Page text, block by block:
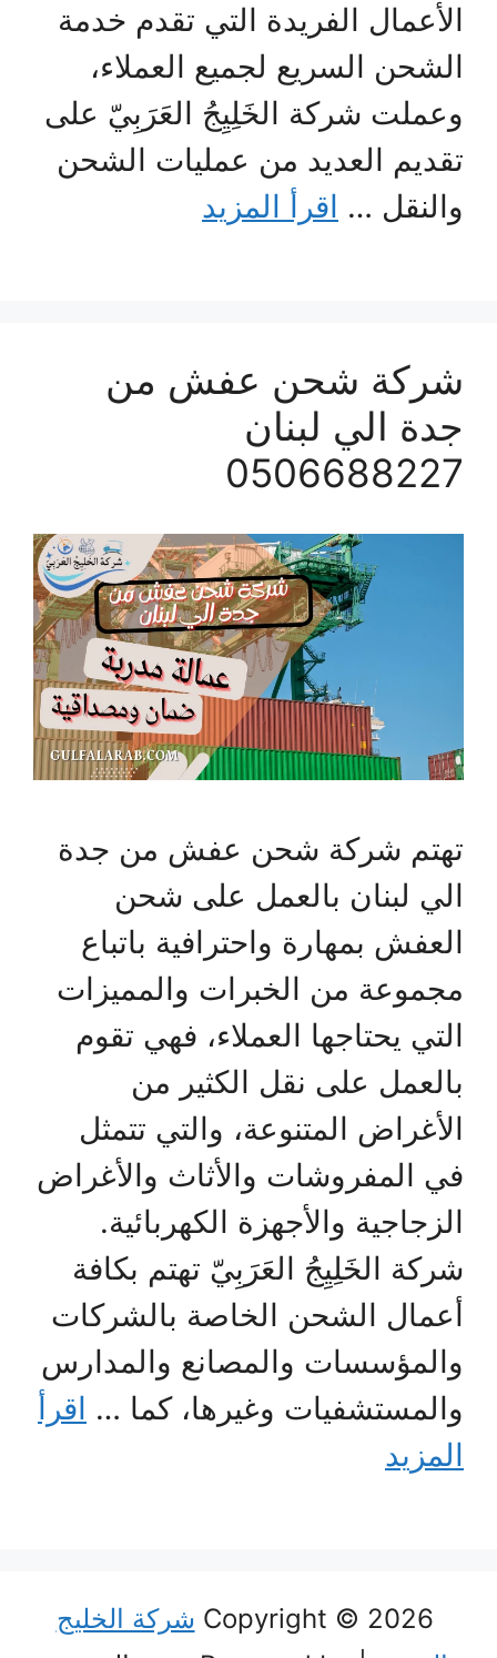
الأعمال الفريدة التي تقدم خدمة
الشحن السريع لجميع العملاء،
وعملت شركة الخَلِيِجُ العَرَبِيّ على
تقديم العديد من عمليات الشحن
والنقل … اقرأ المزيد
شركة شحن عفش من
جدة الي لبنان
0506688227
تهتم شركة شحن عفش من جدة
الي لبنان بالعمل على شحن
العفش بمهارة واحترافية باتباع
مجموعة من الخبرات والمميزات
التي يحتاجها العملاء، فهي تقوم
بالعمل على نقل الكثير من
الأغراض المتنوعة، والتي تتمثل
في المفروشات والأثاث والأغراض
الزجاجية والأجهزة الكهربائية.
شركة الخَلِيِجُ العَرَبِيّ تهتم بكافة
أعمال الشحن الخاصة بالشركات
والمؤسسات والمصانع والمدارس
والمستشفيات وغيرها، كما … اقرأ
المزيد
شركة الخليج